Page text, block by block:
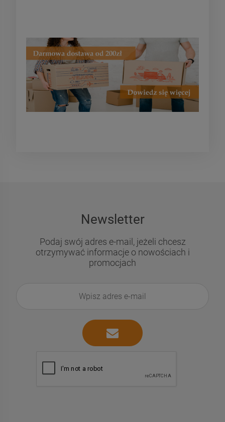
Newsletter
Podaj swój adres e-mail, jeżeli chcesz
otrzymywać informacje o nowościach i
promocjach